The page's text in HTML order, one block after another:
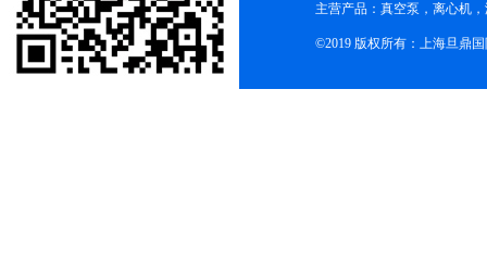
主营产品：真空泵，离心机
©2019 版权所有：上海旦鼎